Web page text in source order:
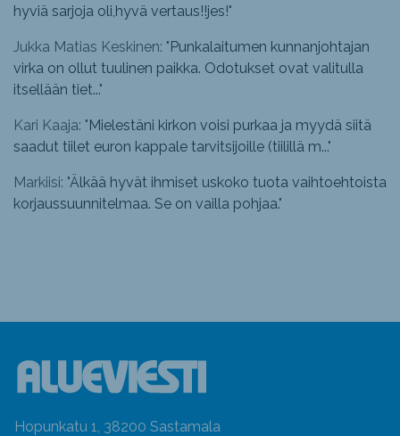
hyviä sarjoja oli,hyvä vertaus!!jes!"
Jukka Matias Keskinen: "Punkalaitumen kunnanjohtajan
virka on ollut tuulinen paikka. Odotukset ovat valitulla
itsellään tiet..."
Kari Kaaja: "Mielestäni kirkon voisi purkaa ja myydä siitä
saadut tiilet euron kappale tarvitsijoille (tiilillä m..."
Markiisi: "Älkää hyvät ihmiset uskoko tuota vaihtoehtoista
korjaussuunnitelmaa. Se on vailla pohjaa."
Hopunkatu 1, 38200 Sastamala